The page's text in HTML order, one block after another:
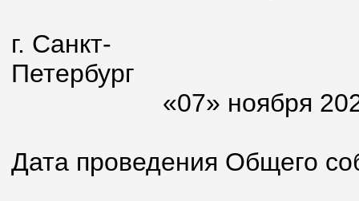
г. Санкт-
«07» ноября
Дата проведения Общего